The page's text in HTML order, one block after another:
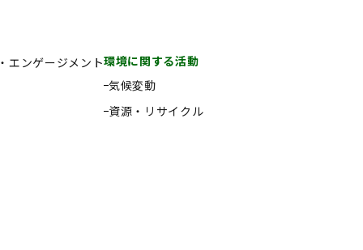
エンゲージメント環境に関する活動
気候変動
資源・リサイクル